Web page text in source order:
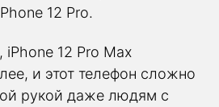
12 Pro.
12 Pro Max
и этот телефон сложно
рукой даже людям с